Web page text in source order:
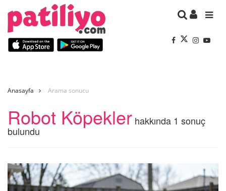
Anasayfa Arama sonucu
Robot Köpekler hakkında 1 sonuç
bulundu